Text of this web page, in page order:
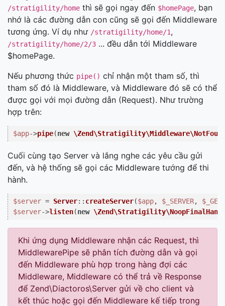
/stratigility/home thì sẽ gọi ngay đến $homePage, bạn
nhớ là các đường dẫn con cũng sẽ gọi đến Middleware
tương ứng. Ví dụ như /stratigility/home/1,
/stratigility/home/2/3 ... đều dẫn tới Middleware
$homePage.
Nếu phương thức pipe() chỉ nhận một tham số, thì
tham số đó là Middleware, và Middleware đó sẽ có thể
được gọi với mọi đường dẫn (Request). Như trường
hợp trên:
$app->pipe(new
Cuối cùng tạo Server và lắng nghe các yêu cầu gửi
đến, và hệ thống sẽ gọi các Middleware tướng để thi
hành.
$server = Server:: createServer($app, $_SERVER, $_GET
$server->listen(new
Khi ứng dụng Middleware nhận các Request, thì
MiddlewarePipe sẽ phân tích đường dẫn và gọi
đến Middleware phù hợp trong hàng đợi các
Middleware, Middleware có thể trả về Response
để Zend\Diactoros\Server gửi về cho client và
kết thúc hoặc gọi đến Middleware kế tiếp trong